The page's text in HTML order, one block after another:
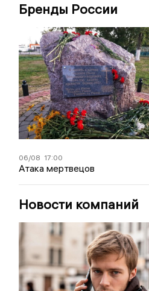
Бренды России
06/08 17:00
Атака мертвецов
Новости компаний